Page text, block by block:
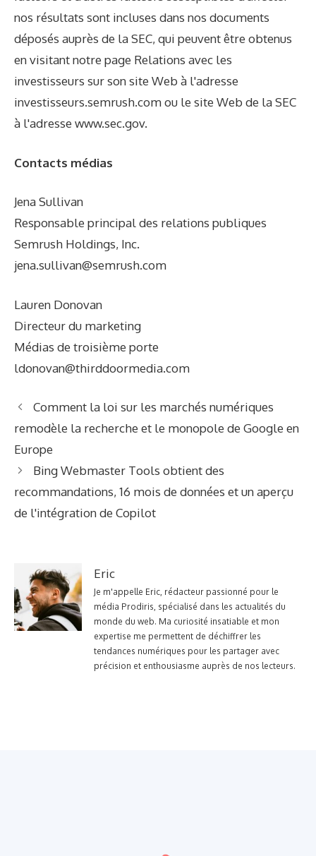
nos résultats sont incluses dans nos documents
déposés auprès de la SEC, qui peuvent être obtenus
en visitant notre page Relations avec les
investisseurs sur son site Web à l'adresse
investisseurs.semrush.com ou le site Web de la SEC
à l'adresse www.sec.gov.
Contacts médias
Jena Sullivan
Responsable principal des relations publiques
Semrush Holdings, Inc.
jena.sullivan@semrush.com
Lauren Donovan
Directeur du marketing
Médias de troisième porte
ldonovan@thirddoormedia.com
Comment la loi sur les marchés numériques
remodèle la recherche et le monopole de Google en
Europe
Bing Webmaster Tools obtient des
recommandations, 16 mois de données et un aperçu
de l'intégration de Copilot
Eric
Je m'appelle Eric, rédacteur passionné pour le
média Prodiris, spécialisé dans les actualités du
monde du web. Ma curiosité insatiable et mon
expertise me permettent de déchiffrer les
tendances numériques pour les partager avec
précision et enthousiasme auprès de nos lecteurs.